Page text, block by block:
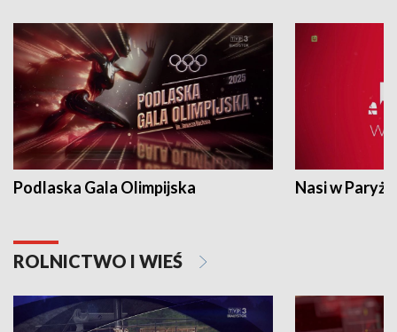
Podlaska Gala Olimpijska Nasi w Paryżu
ROLNICTWO I WIEŚ